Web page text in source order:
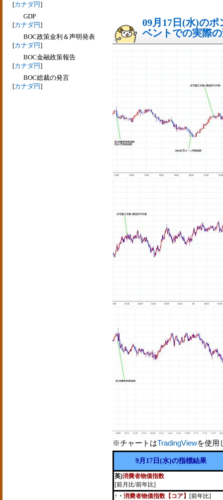
[カナダ円]
GDP
[カナダ円]
BOC政策金利＆声明発表
[カナダ円]
BOC金融政策報告
[カナダ円]
BOC総裁の発言
[カナダ円]
09月17日(水)の
ベントでの実際
※チャートはTradingViewを使用
9月17日(水)の指標結果
英)消費者物価指数
[前月比/前年比]
↑・ 消費者物価指数【コア】 [前年比]